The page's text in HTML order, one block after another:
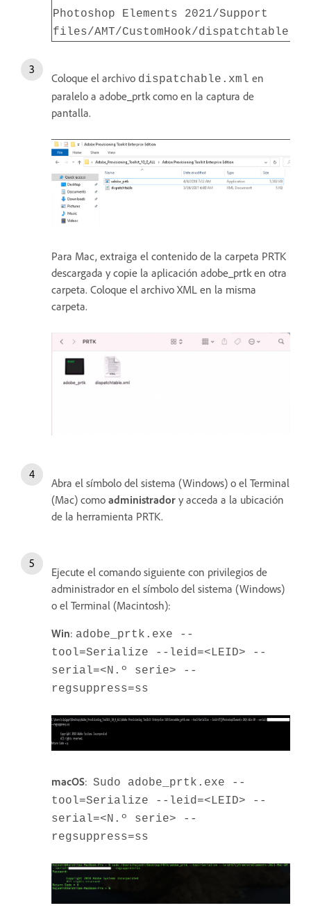
Photoshop Elements 2021/Support
files/AMT/CustomHook/
Coloque el archivo dispatchable.xml en
paralelo a adobe_prtk como en la captura de
pantalla.
Para Mac, extraiga el contenido de la carpeta PRTK
descargada y copie la aplicación adobe_prtk en otra
carpeta. Coloque el archivo XML en la misma
carpeta.
Abra el símbolo del sistema (Windows) o el Terminal
(Mac) como administrador y acceda a la ubicación
de la herramienta PRTK.
Ejecute el comando siguiente con privilegios de
administrador en el símbolo del sistema (Windows)
o el Terminal (Macintosh):
Win: adobe_prtk.exe --
tool=Serialize --leid=<LEID> --
serial=<N.º serie> --
regsuppress=ss
macOS: Sudo adobe_prtk.exe --
tool=Serialize --leid=<LEID> --
serial=<N.º serie> --
regsuppress=ss